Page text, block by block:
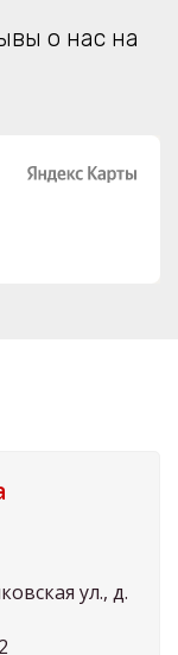
о нас на
ул., д.